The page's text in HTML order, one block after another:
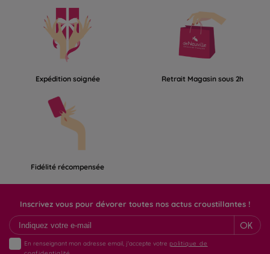
Expédition soignée Retrait Magasin sous 2h
Fidélité récompensée
Inscrivez vous pour dévorer toutes nos actus croustillantes !
OK
En renseignant mon adresse email, j'accepte votre politique de